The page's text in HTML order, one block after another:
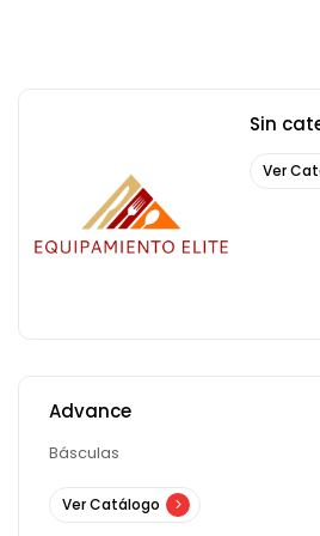
Sin
Ver
Advance
Básculas
Ver Catálogo